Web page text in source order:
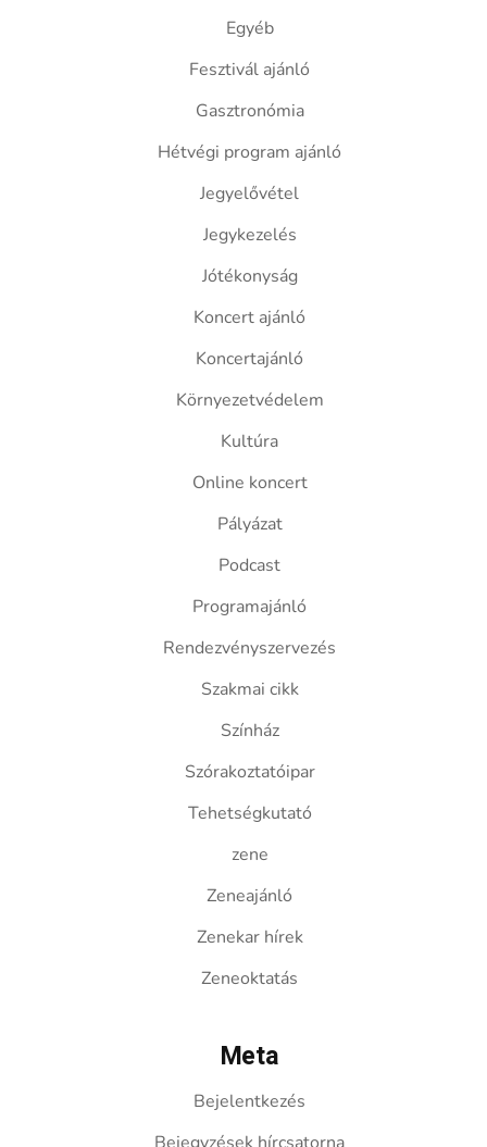
Egyéb
Fesztivál ajánló
Gasztronómia
Hétvégi program ajánló
Jegyelővétel
Jegykezelés
Jótékonyság
Koncert ajánló
Koncertajánló
Környezetvédelem
Kultúra
Online koncert
Pályázat
Podcast
Programajánló
Rendezvényszervezés
Szakmai cikk
Színház
Szórakoztatóipar
Tehetségkutató
zene
Zeneajánló
Zenekar hírek
Zeneoktatás
Meta
Bejelentkezés